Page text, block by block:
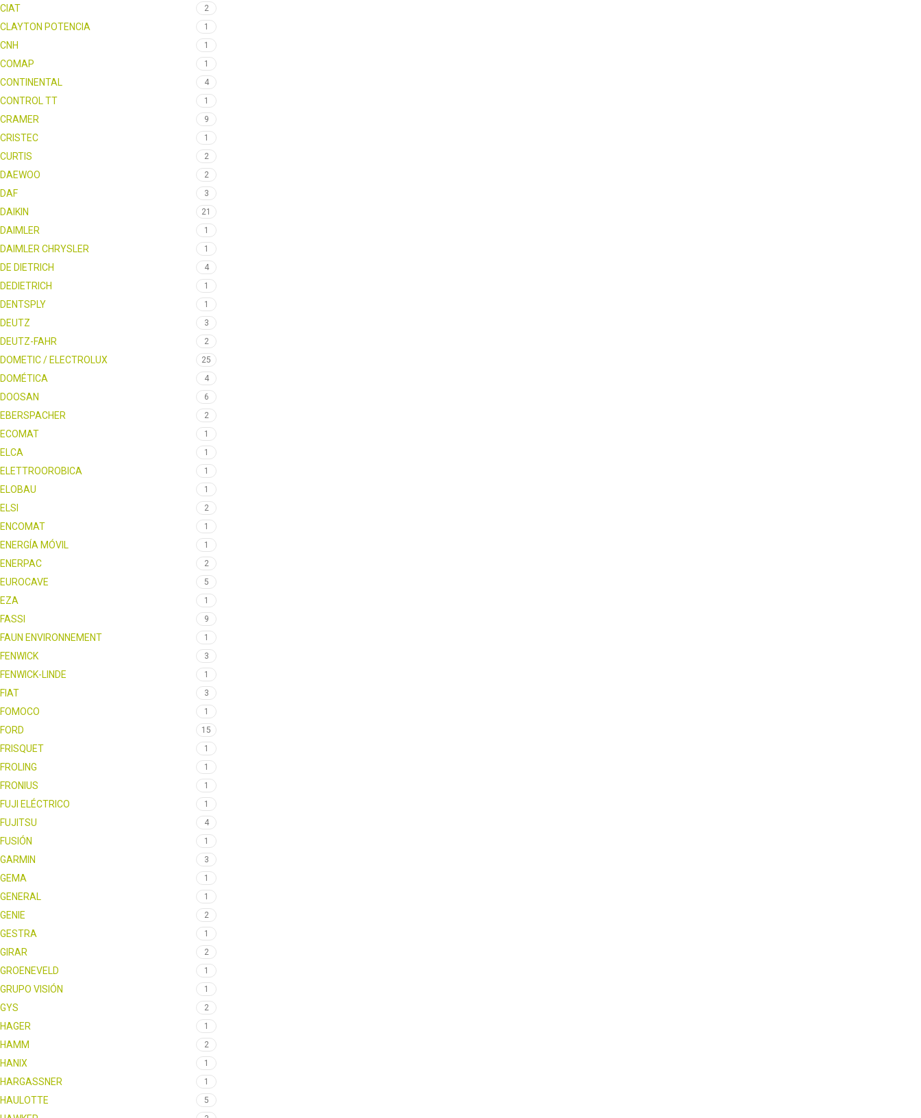
CIAT 2
CLAYTON POTENCIA 1
CNH 1
COMAP 1
CONTINENTAL 4
CONTROL TT 1
CRAMER 9
CRISTEC 1
CURTIS 2
DAEWOO 2
DAF 3
DAIKIN 21
DAIMLER 1
DAIMLER CHRYSLER 1
DE DIETRICH 4
DEDIETRICH 1
DENTSPLY 1
DEUTZ 3
DEUTZ-FAHR 2
DOMETIC / ELECTROLUX 25
DOMÉTICA 4
DOOSAN 6
EBERSPACHER 2
ECOMAT 1
ELCA 1
ELETTROOROBICA 1
ELOBAU 1
ELSI 2
ENCOMAT 1
ENERGÍA MÓVIL 1
ENERPAC 2
EUROCAVE 5
EZA 1
FASSI 9
FAUN ENVIRONNEMENT 1
FENWICK 3
FENWICK-LINDE 1
FIAT 3
FOMOCO 1
FORD 15
FRISQUET 1
FROLING 1
FRONIUS 1
FUJI ELÉCTRICO 1
FUJITSU 4
FUSIÓN 1
GARMIN 3
GEMA 1
GENERAL 1
GENIE 2
GESTRA 1
GIRAR 2
GROENEVELD 1
GRUPO VISIÓN 1
GYS 2
HAGER 1
HAMM 2
HANIX 1
HARGASSNER 1
HAULOTTE 5